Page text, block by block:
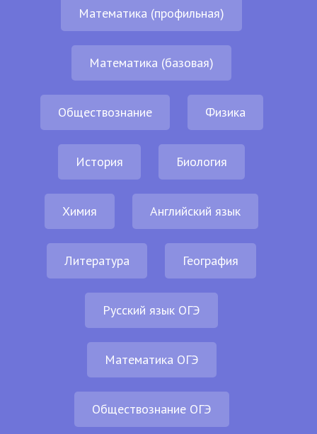
Математика (профильная)
Математика (базовая)
Обществознание Физика
История Биология
Химия Английский язык
Литература География
Русский язык ОГЭ
Математика ОГЭ
Обществознание ОГЭ